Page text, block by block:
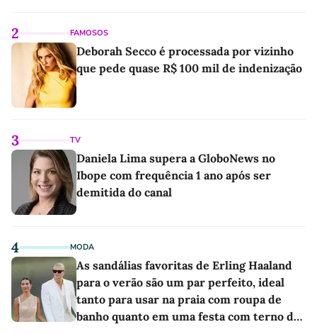
2 FAMOSOS
Deborah Secco é processada por vizinho
que pede quase R$ 100 mil de indenização
3 TV
Daniela Lima supera a GloboNews no
Ibope com frequência 1 ano após ser
demitida do canal
4 MODA
As sandálias favoritas de Erling Haaland
para o verão são um par perfeito, ideal
tanto para usar na praia com roupa de
banho quanto em uma festa com terno de